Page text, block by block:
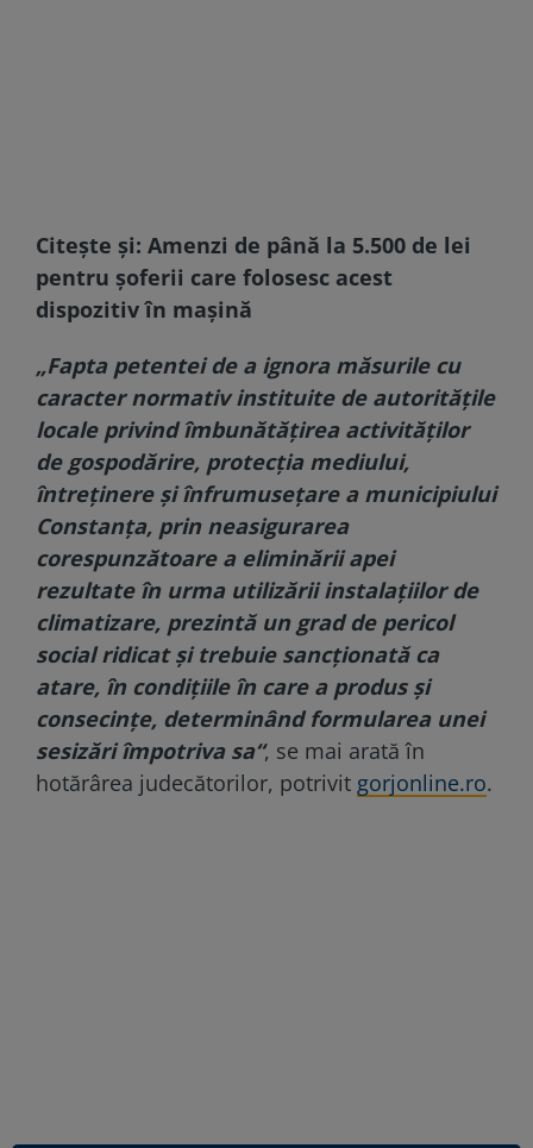
Citește și: Amenzi de până la 5.500 de lei
pentru șoferii care folosesc acest
dispozitiv în mașină
„Fapta petentei de a ignora măsurile cu
caracter normativ instituite de autoritățile
locale privind îmbunătățirea activităților
de gospodărire, protecția mediului,
întreținere și înfrumusețare a municipiului
Constanța, prin neasigurarea
corespunzătoare a eliminării apei
rezultate în urma utilizării instalațiilor de
climatizare, prezintă un grad de pericol
social ridicat și trebuie sancționată ca
atare, în condițiile în care a produs și
consecințe, determinând formularea unei
sesizări împotriva sa“, se mai arată în
hotărârea judecătorilor, potrivit gorjonline.ro.